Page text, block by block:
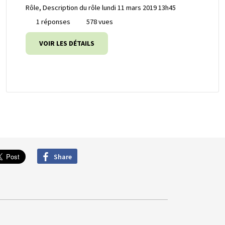
Rôle, Description du rôle lundi 11 mars 2019 13h45
1 réponses
578 vues
VOIR LES DÉTAILS
Share